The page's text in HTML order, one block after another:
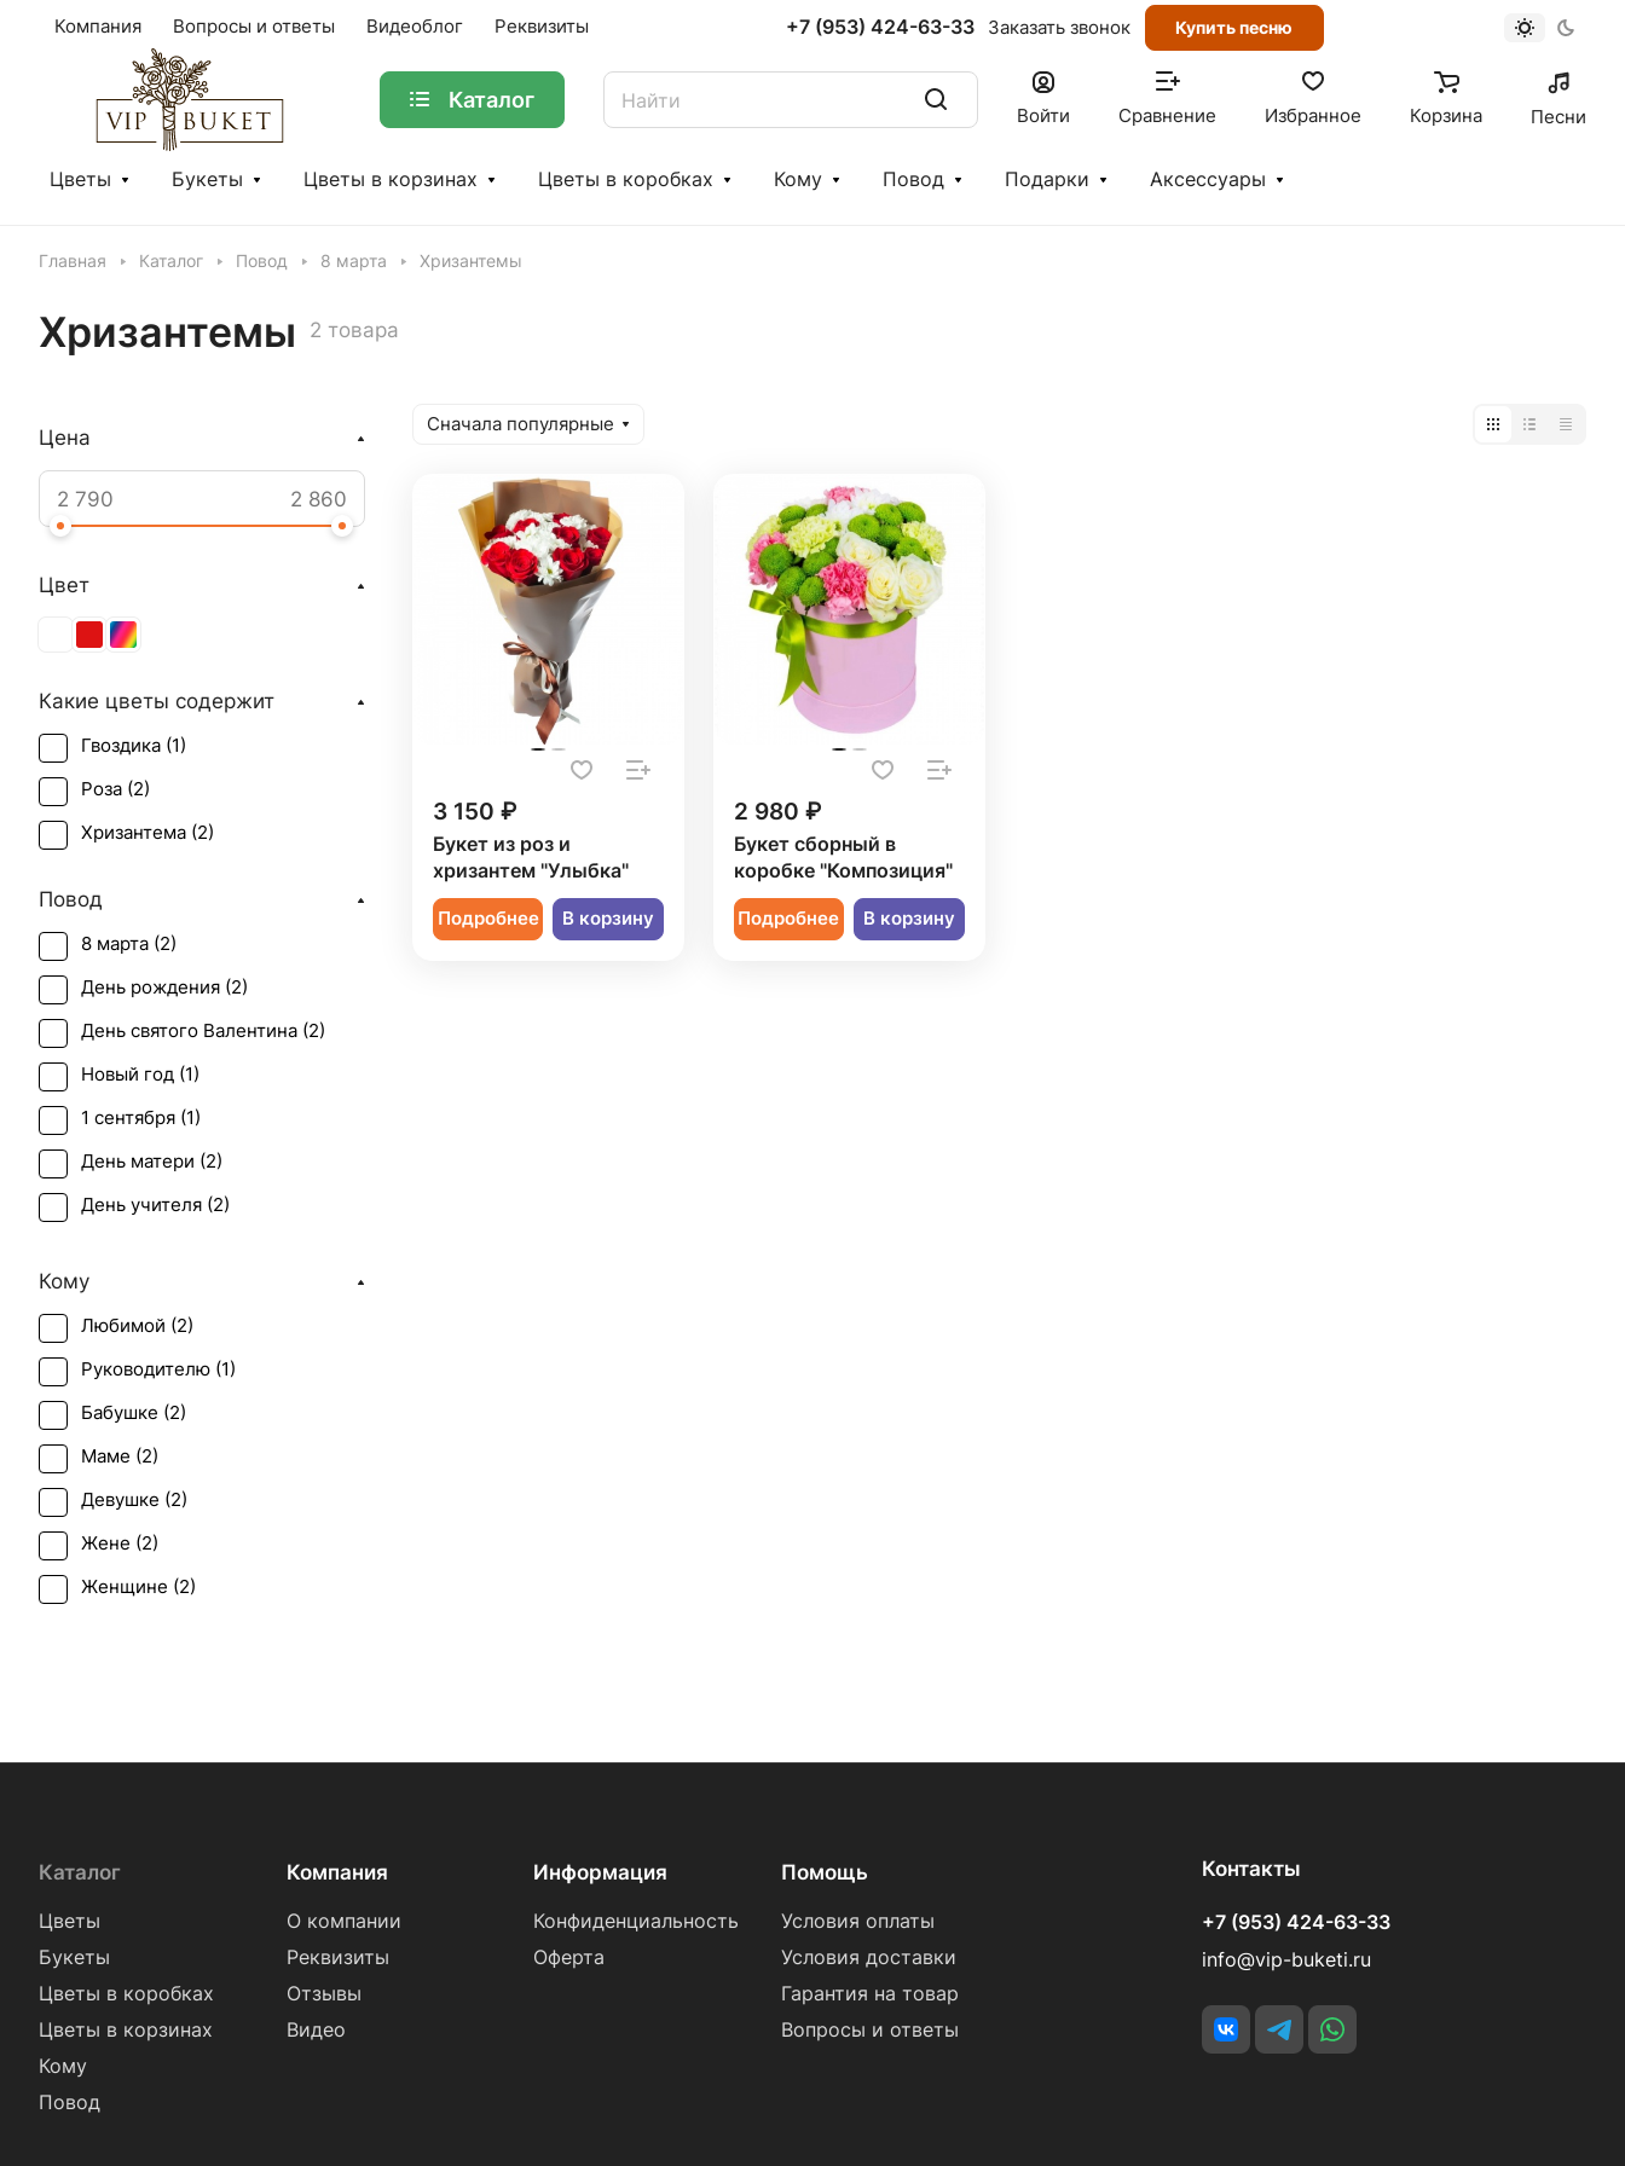
Компания Вопросы и ответы Видеоблог Реквизиты +7 (953) 424-63-33 Заказать звонок Купить песню
Каталог
Войти Сравнение Избранное Корзина Песни
Цветы Букеты Цветы в корзинах Цветы в коробках Кому Повод Подарки Аксессуары
Главная Каталог Повод 8 марта Хризантемы
Хризантемы 2 товара
Сначала популярные
3 150 ₽
Букет из роз и
хризантем "Улыбка"
Подробнее В корзину
2 980 ₽
Букет сборный в
коробке "Композиция"
Подробнее В корзину
Цена
Цвет
Какие цветы содержит
Гвоздика (1)
Роза (2)
Хризантема (2)
Повод
8 марта (2)
День рождения (2)
День святого Валентина (2)
Новый год (1)
1 сентября (1)
День матери (2)
День учителя (2)
Рождество (
Татьянин день (
Юбилей (1)
Кому
Любимой (2)
Руководителю (1)
Бабушке (2)
Маме (2)
Девушке (2)
Жене (2)
Женщине (2)
Сестре (2)
Каталог
Цветы
Букеты
Цветы в коробках
Цветы в корзинах
Кому
Повод
Компания
О компании
Реквизиты
Отзывы
Видео
Информация
Конфиденциальность
Оферта
Помощь
Условия оплаты
Условия доставки
Гарантия на товар
Вопросы и ответы
Контакты
+7 (953) 424-63-33
info@vip-buketi.ru